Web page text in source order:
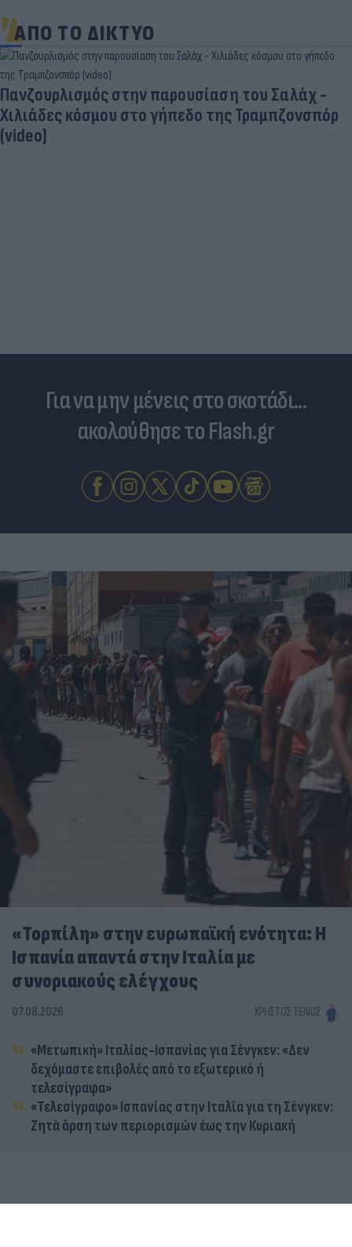
ΑΠΟ ΤΟ ΔΙΚΤΥΟ
Πανζουρλισμός στην παρουσίαση του Σαλάχ -
Χιλιάδες κόσμου στο γήπεδο της Τραμπζονσπόρ
(video)
Για να μην μένεις στο σκοτάδι...
ακολούθησε το Flash.gr
«Τορπίλη» στην ευρωπαϊκή ενότητα: Η
Ισπανία απαντά στην Ιταλία με
συνοριακούς ελέγχους
07.08.2026 ΧΡΉΣΤΟΣ ΤΈΛΙΟΣ
«Μετωπική» Ιταλίας-Ισπανίας για Σένγκεν: «Δεν
δεχόμαστε επιβολές από το εξωτερικό ή
τελεσίγραφα»
«Τελεσίγραφο» Ισπανίας στην Ιταλία για τη Σένγκεν:
Ζητά άρση των περιορισμών έως την Κυριακή